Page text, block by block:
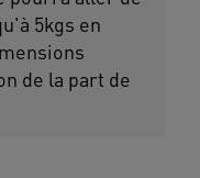
5kgs en
de la part de